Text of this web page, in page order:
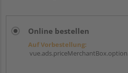
Online bestellen
Auf Vorbestellung: